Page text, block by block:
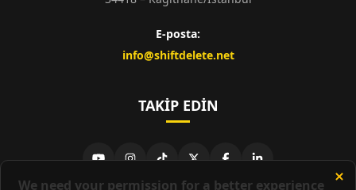
E-posta:
info@shiftdelete.net
TAKIP EDIN